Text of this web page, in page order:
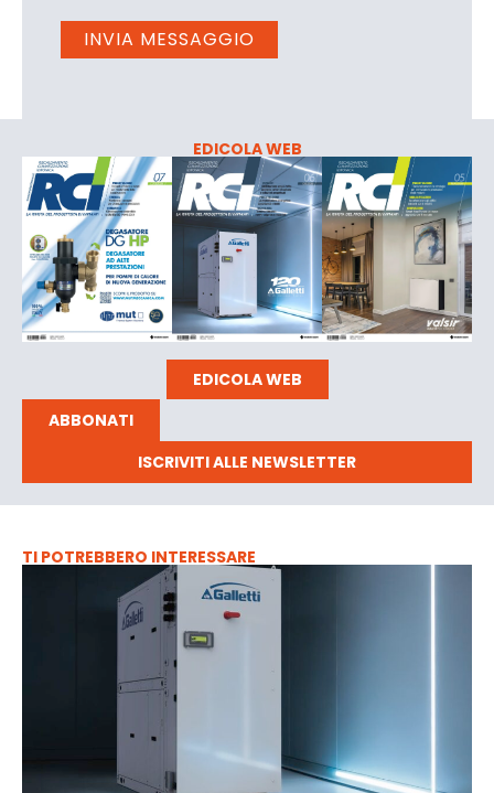
EDICOLA WEB
EDICOLA WEB
ABBONATI
ISCRIVITI ALLE NEWSLETTER
TI POTREBBERO INTERESSARE